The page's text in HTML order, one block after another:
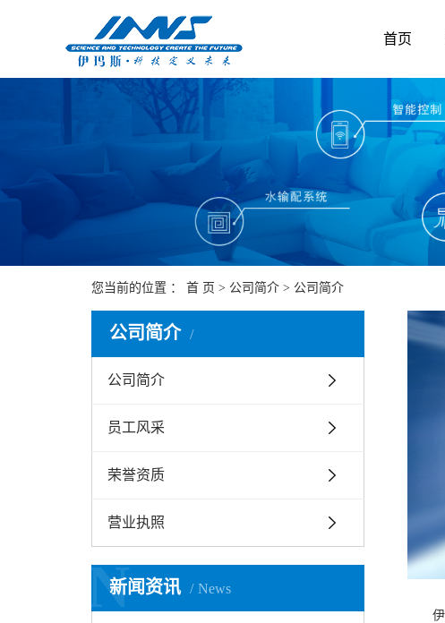
首页
您当前的位置 ： 首 页 > 公司简介 > 公司简介
公司简介
公司简介
员工风采
荣誉资质
营业执照
新闻资讯 News
N